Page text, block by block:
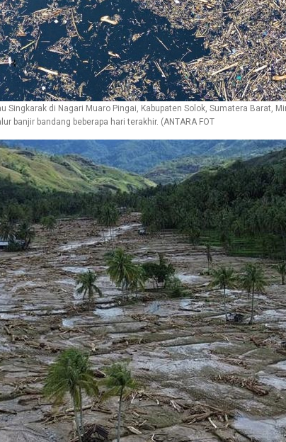
di Nagari Muaro Pingai, Kabupaten Solok, Sumatera Barat,
banjir bandang beberapa hari terakhir. (ANTARA FOT